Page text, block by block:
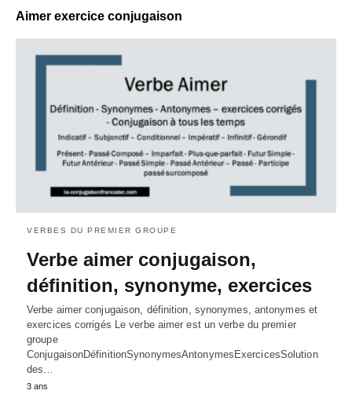
Aimer exercice conjugaison
VERBES DU PREMIER GROUPE
Verbe aimer conjugaison,
définition, synonyme, exercices
Verbe aimer conjugaison, définition, synonymes, antonymes et
exercices corrigés Le verbe aimer est un verbe du premier
groupe
ConjugaisonDéfinitionSynonymesAntonymesExercicesSolution
des…
3 ans